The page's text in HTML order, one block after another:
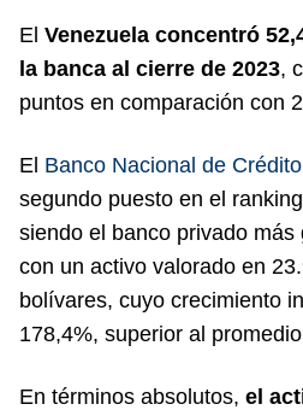
El Venezuela concentró
la banca al cierre de 2023,
puntos en comparación con
El Banco Nacional de
segundo puesto en el
siendo el banco privado más
con un activo valorado en
bolívares, cuyo crecimiento
178,4%, superior al
En términos absolutos, el